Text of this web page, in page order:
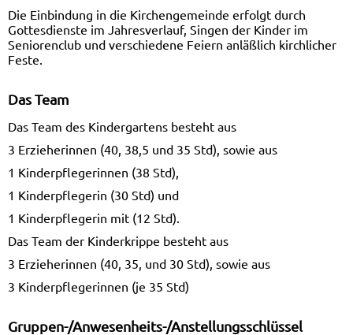
Die Einbindung in die Kirchengemeinde erfolgt durch
Gottesdienste im Jahresverlauf, Singen der Kinder im
Seniorenclub und verschiedene Feiern anläßlich kirchlicher
Feste.
Das Team
Das Team des Kindergartens besteht aus
3 Erzieherinnen (40, 38,5 und 35 Std), sowie aus
1 Kinderpflegerinnen (38 Std),
1 Kinderpflegerin (30 Std) und
1 Kinderpflegerin mit (12 Std).
Das Team der Kinderkrippe besteht aus
3 Erzieherinnen (40, 35, und 30 Std), sowie aus
3 Kinderpflegerinnen (je 35 Std)
Gruppen-/Anwesenheits-/Anstellungsschlüssel